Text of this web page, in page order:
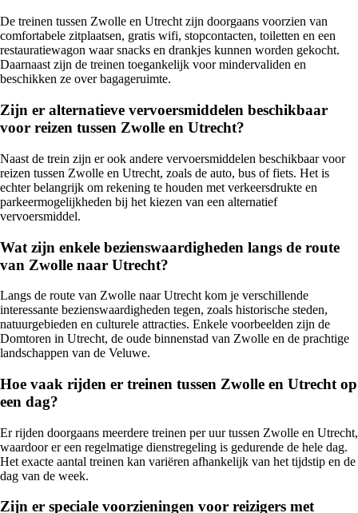
De treinen tussen Zwolle en Utrecht zijn doorgaans voorzien van
comfortabele zitplaatsen, gratis wifi, stopcontacten, toiletten en een
restauratiewagon waar snacks en drankjes kunnen worden gekocht.
Daarnaast zijn de treinen toegankelijk voor mindervaliden en
beschikken ze over bagageruimte.
Zijn er alternatieve vervoersmiddelen beschikbaar
voor reizen tussen Zwolle en Utrecht?
Naast de trein zijn er ook andere vervoersmiddelen beschikbaar voor
reizen tussen Zwolle en Utrecht, zoals de auto, bus of fiets. Het is
echter belangrijk om rekening te houden met verkeersdrukte en
parkeermogelijkheden bij het kiezen van een alternatief
vervoersmiddel.
Wat zijn enkele bezienswaardigheden langs de route
van Zwolle naar Utrecht?
Langs de route van Zwolle naar Utrecht kom je verschillende
interessante bezienswaardigheden tegen, zoals historische steden,
natuurgebieden en culturele attracties. Enkele voorbeelden zijn de
Domtoren in Utrecht, de oude binnenstad van Zwolle en de prachtige
landschappen van de Veluwe.
Hoe vaak rijden er treinen tussen Zwolle en Utrecht op
een dag?
Er rijden doorgaans meerdere treinen per uur tussen Zwolle en Utrecht,
waardoor er een regelmatige dienstregeling is gedurende de hele dag.
Het exacte aantal treinen kan variëren afhankelijk van het tijdstip en de
dag van de week.
Zijn er speciale voorzieningen voor reizigers met